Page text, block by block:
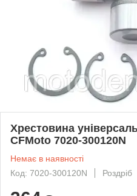
Хрестовина
CFMoto 7020-300120N
Немає в наявності
Код: 7020-300120N
Роздріб